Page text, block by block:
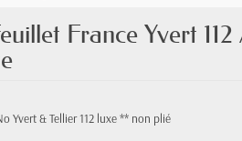
France Yvert
Yvert & Tellier 112 luxe ** non plié